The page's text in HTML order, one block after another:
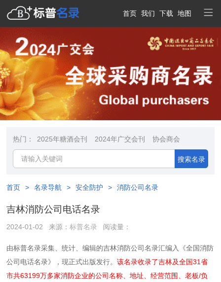
首页 我们 下载 地图
热门： 2025年糖酒会刊 2024年广交会刊 协会商会
搜索名录
首页 > 名录导航 > 安全防护 > 消防公司名录
吉林消防公司电话名录
2024-01-02 来源：标普名录 阅读量：
由标普名录采集、统计、编辑的吉林消防公司名录汇编入《全国消防
公司电话名录》，现正式出版发行。该名录收录了吉林及全国31省
市共63199万多家消防企业的公司名称、地址、经营范围、老板/负